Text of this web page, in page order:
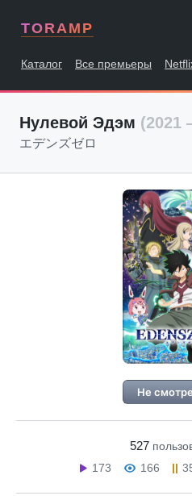
TORAMP
Каталог Все премьеры
Нулевой Эдэм (2021
エデンズゼロ
Не
527
173
166